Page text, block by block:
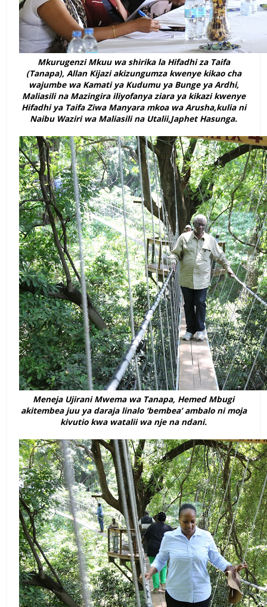
Mkurugenzi Mkuu wa shirika la Hifadhi za Taifa
(Tanapa), Allan Kijazi akizungumza kwenye kikao cha
wajumbe wa Kamati ya Kudumu ya Bunge ya Ardhi,
Maliasili na Mazingira iliyofanya ziara ya kikazi kwenye
Hifadhi ya Taifa Ziwa Manyara mkoa wa Arusha,kulia ni
Naibu Waziri wa Maliasili na Utalii,Japhet Hasunga.
Meneja Ujirani Mwema wa Tanapa, Hemed Mbugi
akitembea juu ya daraja linalo ‘bembea’ ambalo ni moja
kivutio kwa watalii wa nje na ndani.